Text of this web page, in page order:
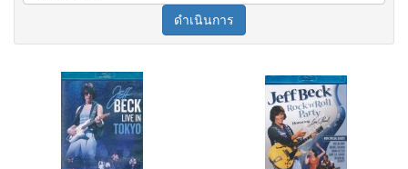
ดำเนินการ